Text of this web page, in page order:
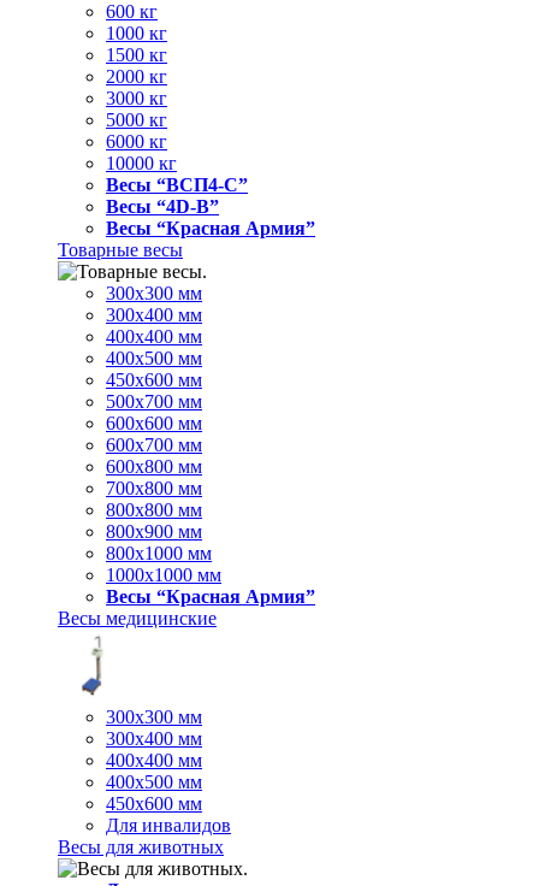
600 кг
1000 кг
1500 кг
2000 кг
3000 кг
5000 кг
6000 кг
10000 кг
Весы “ВСП4-С”
Весы “4D-В”
Весы “Красная Армия”
Товарные весы
300х300 мм
300х400 мм
400х400 мм
400х500 мм
450х600 мм
500х700 мм
600х600 мм
600х700 мм
600х800 мм
700х800 мм
800х800 мм
800х900 мм
800х1000 мм
1000х1000 мм
Весы “Красная Армия”
Весы медицинские
300х300 мм
300х400 мм
400х400 мм
400х500 мм
450х600 мм
Для инвалидов
Весы для животных